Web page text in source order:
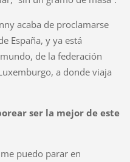
acaba de proclamarse
España, y ya está
de la federación
a donde viaja
ser la mejor de este
puedo parar en